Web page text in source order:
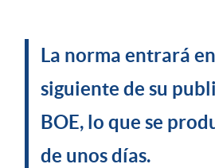
La norma entrará
siguiente de su
BOE, lo que se
de unos días.